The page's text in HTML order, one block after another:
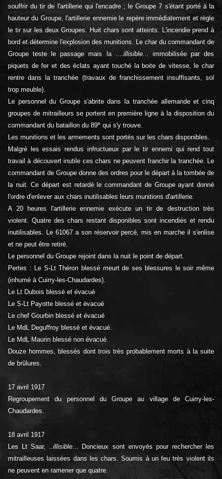
souffrir du tir de l'artillerie qui l'encadre ; le Groupe 7 s'étant porté à la
hauteur du Groupe, l'artillerie ennemie le repère immédiatement et règle
le tir sur les deux Groupes. Huit chars sont atteints. L'incendie prend à
bord et détermine l'explosion des munitions. Le char du commandant de
Groupe teste le passage mais la ....illisible... immobilisée par des
piquets de fer et des éclats ayant touché la boite de vitesse, le char
rentre dans la tranchée (travaux de franchissement insuffisants, sol
trop meuble).
Le personnel du Groupe s'abrite dans la tranchée allemande et cinq
groupes de mitrailleurs se portent en première ligne à la disposition du
commandant du bataillon du 89e qui s'y trouve.
Les munitions et les armements sont portés sur les chars disponibles.
Malgré les essais rendus infructueux par le tir ennemi qui rend tout
travail à découvert inutile ces chars ne peuvent franchir la tranchée. Le
commandant de Groupe donne des ordres pour le départ à la tombée de
la nuit. Ce départ est retardé le commandant de Groupe ayant donné
l'ordre d'enlever aux chars inutilisables leurs munitions d'artillerie.
A 20 heures l'artillerie ennemie exécute un tir de destruction très
violent. Quatre des chars restant disponibles sont incendiés et rendu
inutilisables. Le 61067 a son réservoir percé, mis en marche il s'enlise
et ne peut être retiré.
Le personnel du Groupe rejoint dans la nuit le point de départ.
Pertes : Le S-Lt Théron blessé meurt de ses blessures le soir même
(inhumé à Cuirry-les-Chaudardes).
Le Lt Dubois blessé et évacué
Le S-Lt Payotte blessé et évacué
Le chef Gourbin blessé et évacué
Le MdL Deguffroy blessé et évacué.
Le MdL Maurin blessé non évacué.
Douze hommes, blessés dont trois très probablement morts à la suite
de brûlures.
17 avril 1917
Regroupement du personnel du Groupe au village de Cuirry-les-
Chaudardes.
18 avril 1917
Les Lt Saar, ..illisible... Doncieux sont envoyés pour rechercher les
mitrailleuses laissées dans les chars. Soumis à un feu très violent ils
ne peuvent en ramener que quatre.